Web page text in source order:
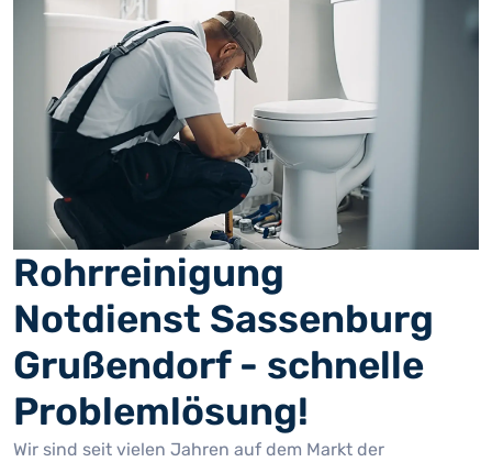
Rohrreinigung
Notdienst Sassenburg
Grußendorf - schnelle
Problemlösung!
Wir sind seit vielen Jahren auf dem Markt der